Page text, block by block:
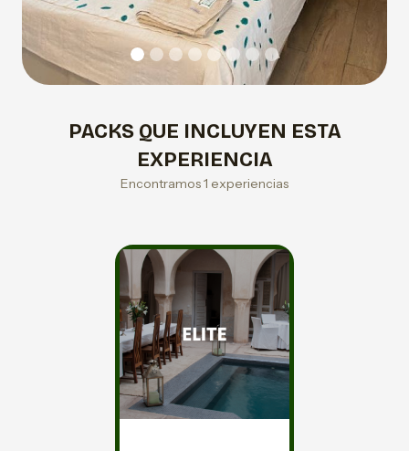
PACKS QUE INCLUYEN ESTA
EXPERIENCIA
Encontramos 1 experiencias